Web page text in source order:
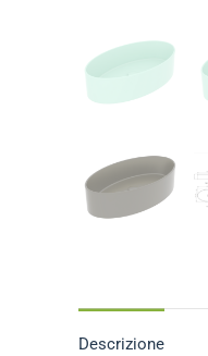
Descrizione